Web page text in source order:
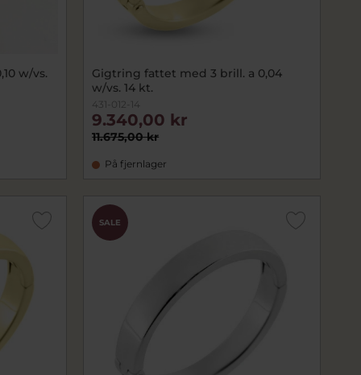
w/vs.
Gigtring fattet med 3 brill. a 0,04
w/vs. 14 kt.
431-012-14
11.675,00 kr
9.340,00 kr
På fjernlager
SALE